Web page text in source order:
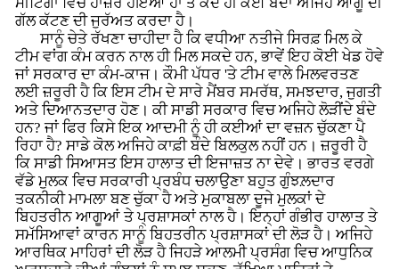
ਮੀਟਿੰਗਾਂ ਵਿਚ ਹਾਜ਼ਰ ਹੋਇਆ ਹਾਂ ਤੇ ਕਦੇ ਹੀ ਕੋਈ ਬੰਦਾ ਅਜਿਹੇ ਆਗੂ ਦੀ
ਗੱਲ ਕੱਟਣ ਦੀ ਜੁਰੱਅਤ ਕਰਦਾ ਹੈ।
ਸਾਨੂੰ ਚੇਤੇ ਰੱਖਣਾ ਚਾਹੀਦਾ ਹੈ ਕਿ ਵਧੀਆ ਨਤੀਜੇ ਸਿਰਫ਼ ਮਿਲ ਕੇ
ਟੀਮ ਵਾਂਗ ਕੰਮ ਕਰਨ ਨਾਲ ਹੀ ਮਿਲ ਸਕਦੇ ਹਨ, ਭਾਵੇਂ ਇਹ ਕੋਈ ਖੇਡ ਹੋਵੇ
ਜਾਂ ਸਰਕਾਰ ਦਾ ਕੰਮ-ਕਾਜ। ਕੌਮੀ ਪੱਧਰ 'ਤੇ ਟੀਮ ਵਾਲੇ ਮਿਲਵਰਤਣ
ਲਈ ਜ਼ਰੂਰੀ ਹੈ ਕਿ ਇਸ ਟੀਮ ਦੇ ਸਾਰੇ ਮੈਂਬਰ ਸਮਰੱਥ, ਸਮਝਦਾਰ, ਜੁਗਤੀ
ਅਤੇ ਦਿਆਨਤਦਾਰ ਹੋਣ। ਕੀ ਸਾਡੀ ਸਰਕਾਰ ਵਿਚ ਅਜਿਹੇ ਲੋੜੀਂਦੇ ਬੰਦੇ
ਹਨ? ਜਾਂ ਫਿਰ ਕਿਸੇ ਇਕ ਆਦਮੀ ਨੂੰ ਹੀ ਕਈਆਂ ਦਾ ਵਜ਼ਨ ਚੁੱਕਣਾ ਪੈ
ਰਿਹਾ ਹੈ? ਸਾਡੇ ਕੋਲ ਅਜਿਹੇ ਕਾਫ਼ੀ ਬੰਦੇ ਬਿਲਕੁਲ ਨਹੀਂ ਹਨ। ਜ਼ਰੂਰੀ ਹੈ
ਕਿ ਸਾਡੀ ਸਿਆਸਤ ਇਸ ਹਾਲਾਤ ਦੀ ਇਜਾਜ਼ਤ ਨਾ ਦੇਵੇ। ਭਾਰਤ ਵਰਗੇ
ਵੱਡੇ ਮੁਲਕ ਵਿਚ ਸਰਕਾਰੀ ਪ੍ਰਬੰਧ ਚਲਾਉਣਾ ਬਹੁਤ ਗੁੰਝਲ਼ਦਾਰ
ਤਕਨੀਕੀ ਮਾਮਲਾ ਬਣ ਚੁੱਕਾ ਹੈ ਅਤੇ ਮੁਕਾਬਲਾ ਦੂਜੇ ਮੁਲਕਾਂ ਦੇ
ਬਿਹਤਰੀਨ ਆਗੂਆਂ ਤੇ ਪ੍ਰਸ਼ਾਸਕਾਂ ਨਾਲ ਹੈ। ਇਨ੍ਹਾਂ ਗੰਭੀਰ ਹਾਲਾਤ ਤੇ
ਸਮੱਸਿਆਵਾਂ ਕਾਰਨ ਸਾਨੂੰ ਬਿਹਤਰੀਨ ਪ੍ਰਸ਼ਾਸਕਾਂ ਦੀ ਲੋੜ ਹੈ। ਅਜਿਹੇ
ਆਰਥਿਕ ਮਾਹਿਰਾਂ ਦੀ ਲੋੜ ਹੈ ਜਿਹੜੇ ਆਲਮੀ ਪ੍ਰਸੰਗ ਵਿਚ ਆਧੁਨਿਕ